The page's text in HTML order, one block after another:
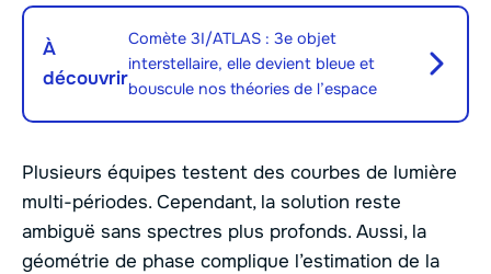
À
découvrir
Comète 3I/ATLAS : 3e objet
interstellaire, elle devient bleue et
bouscule nos théories de l’espace
Plusieurs équipes testent des courbes de lumière
multi-périodes. Cependant, la solution reste
ambiguë sans spectres plus profonds. Aussi, la
géométrie de phase complique l’estimation de la